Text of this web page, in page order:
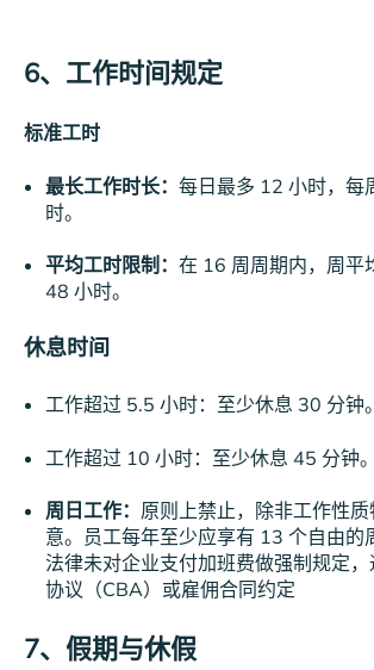
6、工作时间规定
标准工时
最长工作时长： 每日最多 12 小时，每
时。
平均工时限制： 在 16 周周期内，周平
48 小时。
休息时间
工作超过 5.5 小时：至少休息 30 分钟。
工作超过 10 小时：至少休息 45 分钟。
周日工作： 原则上禁止，除非工作性
意。员工每年至少应享有 13 个自由的
法律未对企业支付加班费做强制规定
协议（CBA）或雇佣合同约定
7、 假期与休假